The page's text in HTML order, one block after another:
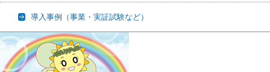
導入事例（事業・実証試験など）